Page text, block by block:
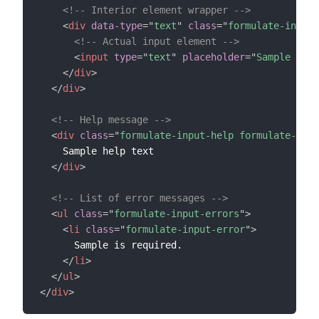
<!-- Interior element wrapper -->
<div data-type="text" class="formulate-
<!-- Actual input element -->
<input type="text" placeholder="Sample
</div>
</div>
<!-- Help message -->
<div class="formulate-input-help formulate-
    Sample help text
</div>
<!-- List of error messages -->
<ul class="formulate-input-errors">
<li class="formulate-input-error">
      Sample is required.
</li>
</ul>
</div>